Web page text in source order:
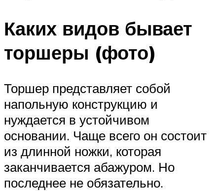
Каких видов бывает
торшеры (фото)
Торшер представляет собой
напольную конструкцию и
нуждается в устойчивом
основании. Чаще всего он состоит
из длинной ножки, которая
заканчивается абажуром. Но
последнее не обязательно.